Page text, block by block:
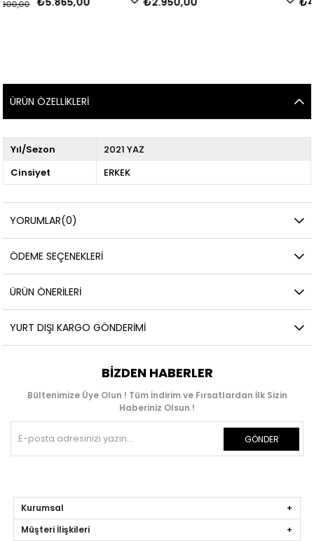
ÜRÜN ÖZELLIKLERI
Yıl/Sezon
2021 YAZ
Cinsiyet
ERKEK
YORUMLAR(0)
ÖDEME SEÇENEKLERI
ÜRÜN ÖNERILERI
YURT DIŞI KARGO GÖNDERIMI
BIZDEN HABERLER
Bültenimize Üye Olun ! Tüm İndirim ve Fırsatlardan İlk Sizin
Haberiniz Olsun !
GÖNDER
Kurumsal
Müşteri İlişkileri